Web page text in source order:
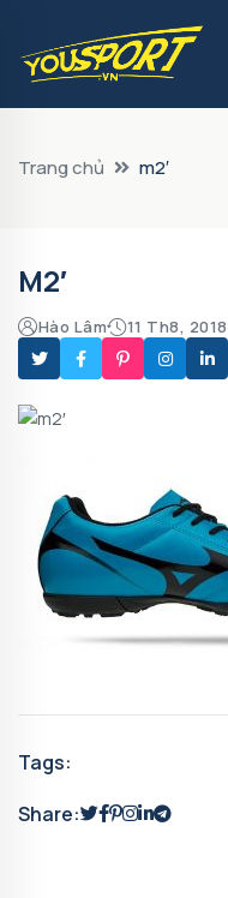
Trang chủ m2′
M2′
Hào Lâm 11 Th8, 2018
Tags:
Share: